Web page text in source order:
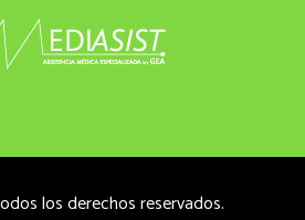
los derechos reservados.